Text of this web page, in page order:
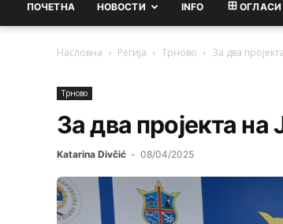
ПОЧЕТНА НОВОСТИ INFO ОГЛАСИ
Насловна Регија Трново За два
Трново
За два пројекта
Katarina Divčić - 08/04/2025